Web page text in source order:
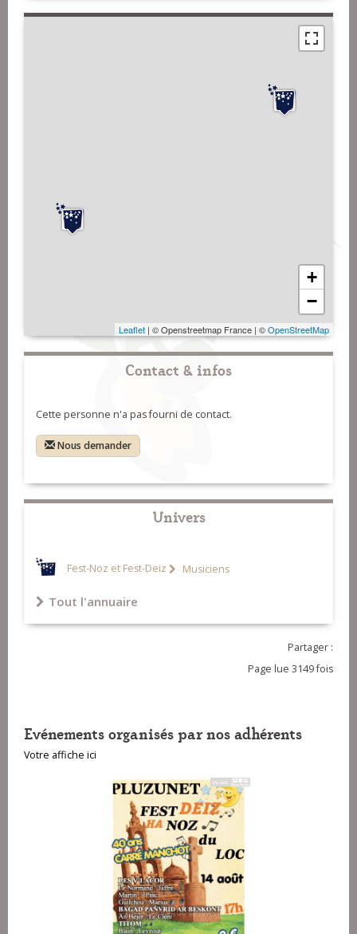
+
−
Leaflet | © Openstreetmap France | ©OpenStreetMap
Contact & infos
Cette personne n'a pas fourni de contact.
Nous demander
Univers
Fest-Noz et Fest-Deiz Musiciens
Tout l'annuaire
Partager :
Page lue 3149 fois
Evénements organisés par nos adhérents
Votre affiche ici